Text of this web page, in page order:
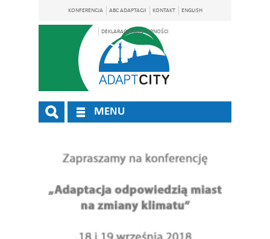
KONFERENCJA ABC ADAPTACJI KONTAKT ENGLISH
DEKLARACJA DOSTĘPNOŚCI
MENU